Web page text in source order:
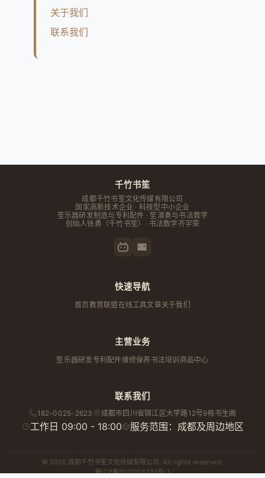
关于我们
联系我们
千竹书笙
成都千竹书笙文化传媒有限公司
国家高新技术企业 · 科技型中小企业
笙乐器研发制造与专利配件 · 笙演奏与书法教学
创始人徐勇 （千竹书笙）· 书法教学齐宇荣
快速导航
首页教育联盟在线工具文章关于我们
主营业务
笙乐器研发专利配件维修保养 书法培训 商品中心
联系我们
182-0025-2623 成都市四川省锦江区大学路12号9栋书生阁
工作日 09:00 - 18:00 服务范围：成都及周边地区
© 2026 成都千竹书笙文化传媒有限公司. All rights reserved.
蜀ICP备2021003237号-1